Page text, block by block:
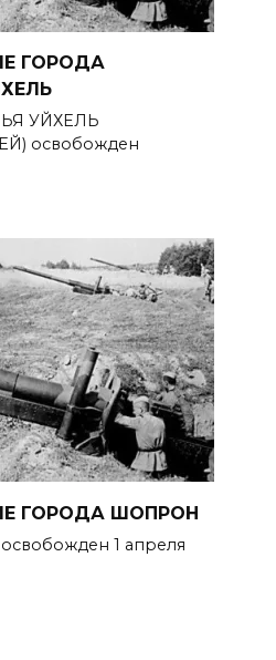
ГОРОДА
УЙХЕЛЬ
освобожден
ГОРОДА ШОПРОН
1 апреля